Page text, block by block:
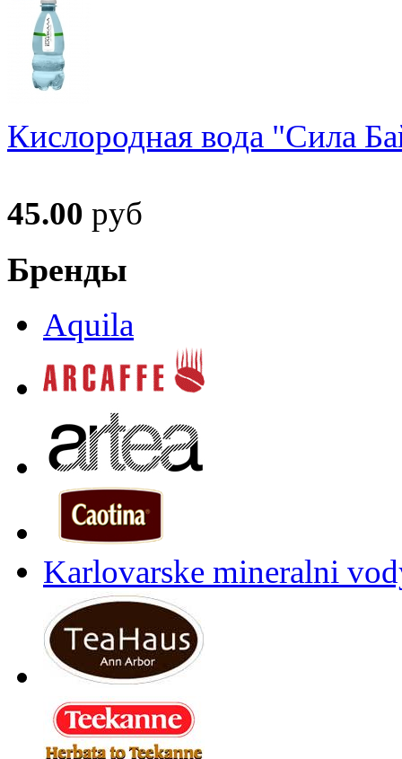
Кислородная вода "Сила
45.00 руб
Бренды
Aquila
Karlovarske mineralni